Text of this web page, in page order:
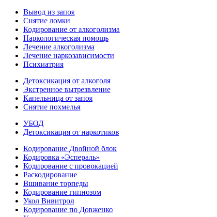
Вывод из запоя
Снятие ломки
Кодирование от алкоголизма
Наркологическая помощь
Лечение алкоголизма
Лечение наркозависимости
Психиатрия
Детоксикация от алкоголя
Экстренное вытрезвление
Капельница от запоя
Снятие похмелья
УБОД
Детоксикация от наркотиков
Кодирование Двойной блок
Кодировка «Эспераль»
Кодирование с провокацией
Раскодирование
Вшивание торпеды
Кодирование гипнозом
Укол Вивитрол
Кодирование по Довженко